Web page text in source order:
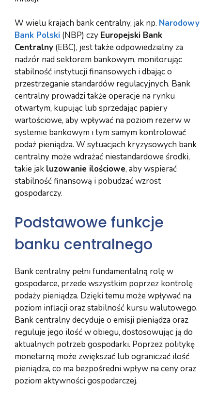
W wielu krajach bank centralny, jak np. Narodowy
Bank Polski (NBP) czy Europejski Bank
Centralny (EBC), jest także odpowiedzialny za
nadzór nad sektorem bankowym, monitorując
stabilność instytucji finansowych i dbając o
przestrzeganie standardów regulacyjnych. Bank
centralny prowadzi także operacje na rynku
otwartym, kupując lub sprzedając papiery
wartościowe, aby wpływać na poziom rezerw w
systemie bankowym i tym samym kontrolować
podaż pieniądza. W sytuacjach kryzysowych bank
centralny może wdrażać niestandardowe środki,
takie jak luzowanie ilościowe, aby wspierać
stabilność finansową i pobudzać wzrost
gospodarczy.
Podstawowe funkcje
banku centralnego
Bank centralny pełni fundamentalną rolę w
gospodarce, przede wszystkim poprzez kontrolę
podaży pieniądza. Dzięki temu może wpływać na
poziom inflacji oraz stabilność kursu walutowego.
Bank centralny decyduje o emisji pieniądza oraz
reguluje jego ilość w obiegu, dostosowując ją do
aktualnych potrzeb gospodarki. Poprzez politykę
monetarną może zwiększać lub ograniczać ilość
pieniądza, co ma bezpośredni wpływ na ceny oraz
poziom aktywności gospodarczej.